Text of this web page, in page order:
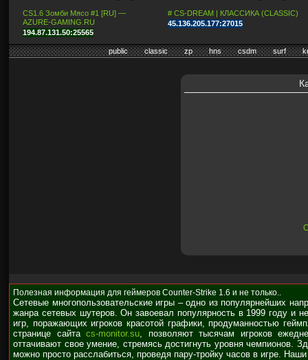
CS1.6 Зомби Мясо #1 [RU] —
AZURE-GAMING.RU
194.87.131.50:25565
# CS-DREAM | КЛАССИКА (CLASSIC)
45.136.205.177:27015
public classic zp hns csdm surf
Полезная информация для геймеров Counter-Strike 1.6 и не только..
Сетевые многопользовательские игры – одно из популярнейших
жанра сетевых шутеров. Он завоевал популярность в 1999 году и
игр, поражающих игроков красотой графики, продуманностью
странице сайта cs-monitor.su, позволяют тысячам игроков
оттачивают свое умение, стремясь достигнуть уровня чемпионов.
можно просто расслабиться, проведя пару-тройку часов в игре.